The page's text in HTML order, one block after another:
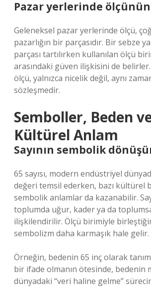
Pazar yerlerinde
Geleneksel pazar yerlerinde ölçü,
pazarlığın bir parçasıdır. Bir sebze
parçası tartılırken kullanılan ölçü
arasındaki güven ilişkisini de
ölçü, yalnızca nicelik değil, aynı
sözleşmedir.
Semboller, Beden
Kültürel Anlam
Sayının sembolik
65 sayısı, modern endüstriyel
değeri temsil ederken, bazı kültürel
sembolik anlamlar da kazanabilir.
toplumda uğur, kader ya da
ilişkilendirilir. Ölçü birimiyle
sembolizm daha karmaşık hale gelir.
Örneğin, bedenin 65 inç olarak
bir ifade olmanın ötesinde, bedenin
dünyadaki “veri haline gelme”